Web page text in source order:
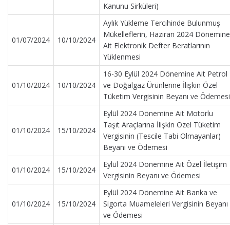
Kanunu Sirküleri)
01/07/2024 10/10/2024
Aylık Yükleme Tercihinde Bulunmuş
Mükelleflerin, Haziran 2024 Dönemine
Ait Elektronik Defter Beratlarının
Yüklenmesi
01/10/2024 10/10/2024
16-30 Eylül 2024 Dönemine Ait Petrol
ve Doğalgaz Ürünlerine İlişkin Özel
Tüketim Vergisinin Beyanı ve Ödemesi
01/10/2024 15/10/2024
Eylül 2024 Dönemine Ait Motorlu
Taşıt Araçlarına İlişkin Özel Tüketim
Vergisinin (Tescile Tabi Olmayanlar)
Beyanı ve Ödemesi
01/10/2024 15/10/2024
Eylül 2024 Dönemine Ait Özel İletişim
Vergisinin Beyanı ve Ödemesi
01/10/2024 15/10/2024
Eylül 2024 Dönemine Ait Banka ve
Sigorta Muameleleri Vergisinin Beyanı
ve Ödemesi